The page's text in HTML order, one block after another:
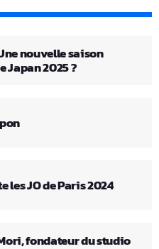
nouvelle saison
Japan 2025 ?
les JO de Paris 2024
fondateur du studio